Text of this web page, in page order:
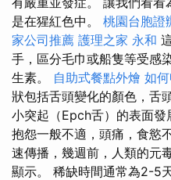
是在猩紅色中。 桃園台胞證
家公司推薦 護理之家 永和
手，區分毛巾或船隻等受感
生素。 自助式餐點外燴 如
狀包括舌頭變化的顏色，舌
小突起（Epch舌）的表面發
抱怨一般不適，頭痛，食慾
速傳播，幾週前，人類的元
顯示。 稀缺時間通常為2-5